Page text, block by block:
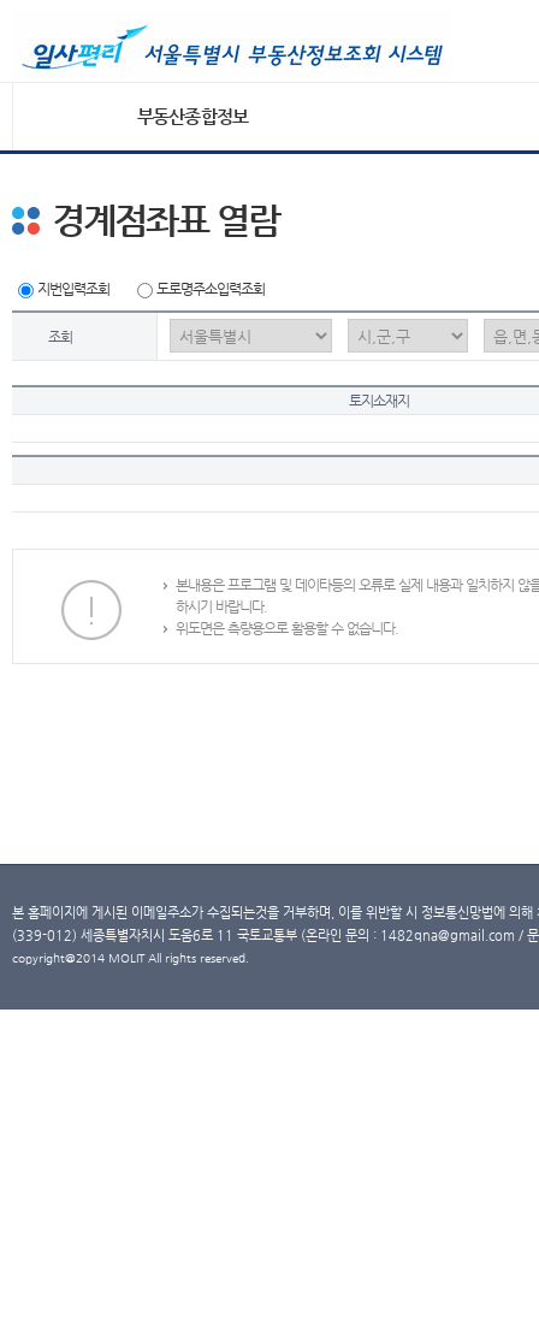
부동산종합정보
경계점좌표 열람
지번입력조회 도로명주소입력조회
조회
토지소재지
본내용은 프로그램 및 데이타등의 오류로 실제 내용과 일치하지
하시기 바랍니다.
위도면은 측량용으로 활용할 수 없습니다.
본 홈페이지에 게시된 이메일주소가 수집되는것을 거부하며, 이를 위반할 시 정보통신망법에 의
(339-012) 세종특별자치시 도움6로 11 국토교통부 (온라인 문의 : 1482qna@gmail.com /
copyright@2014 MOLIT All rights reserved.